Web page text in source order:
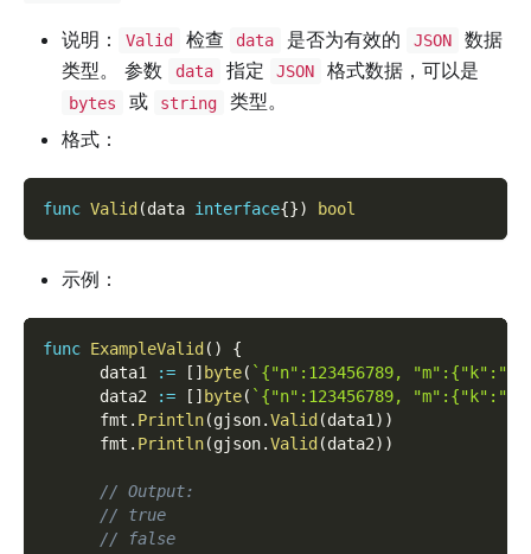
说明： Valid 检查 data 是否为有效的 JSON
数据
类型。 参数
data 指定 JSON 格式数据，可以是
bytes 或 string
类型。
格式：
func Valid (data interface{}) bool
示例：
func ExampleValid ( )
{
      data1
:= [ ] byte( `{"n":123456789,
      data2
:= [ ] byte( `{"n":123456789,
      fmt
. Println(gjson.Valid (data1) )
      fmt
. Println(gjson.Valid (data2) )
// Output:
// true
// false